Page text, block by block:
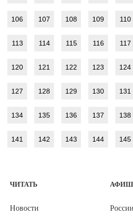
106 107 108 109 110
113 114 115 116 117
120 121 122 123 124
127 128 129 130 131
134 135 136 137 138
141 142 143 144 145
ЧИТАТЬ
Новости России